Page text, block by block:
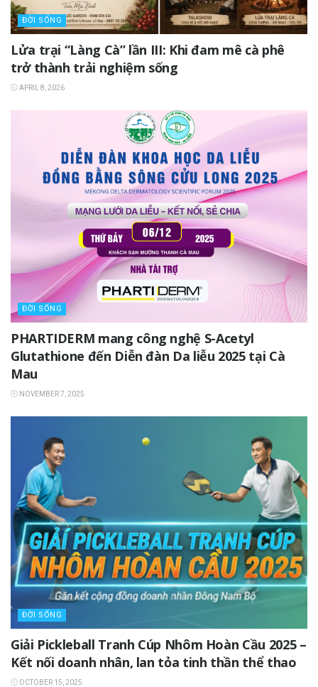
ĐỜI SỐNG
Lửa trại “Làng Cà” lần III: Khi đam mê cà phê
trở thành trải nghiệm sống
APRIL 8, 2026
ĐỜI SỐNG
PHARTIDERM mang công nghệ S-Acetyl
Glutathione đến Diễn đàn Da liễu 2025 tại Cà
Mau
NOVEMBER 7, 2025
ĐỜI SỐNG
Giải Pickleball Tranh Cúp Nhôm Hoàn Cầu 2025 –
Kết nối doanh nhân, lan tỏa tinh thần thể thao
OCTOBER 15, 2025